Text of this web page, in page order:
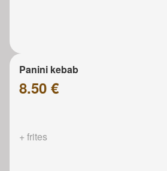
Panini kebab
8.50 €
+ frites